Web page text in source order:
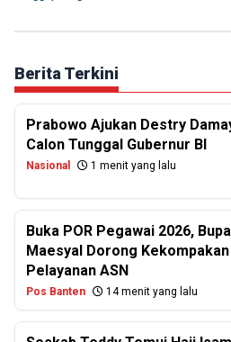
Berita Terkini
Prabowo Ajukan Destry
Calon Tunggal Gubernur BI
Nasional 1 menit yang lalu
Buka POR Pegawai 2026,
Maesyal Dorong
Pelayanan ASN
Pos Banten 14 menit yang lalu